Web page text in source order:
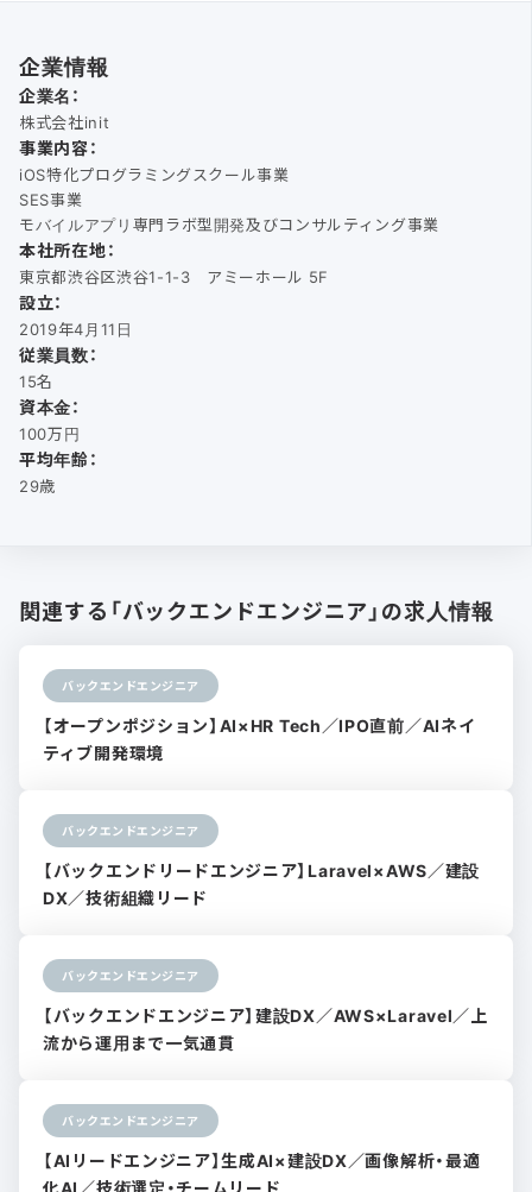
企業情報
企業名：
株式会社init
事業内容：
iOS特化プログラミングスクール事業
SES事業
モバイルアプリ専門ラボ型開発及びコンサルティング事業
本社所在地：
東京都渋谷区渋谷1-1-3 アミーホール 5F
設立：
2019年4月11日
従業員数：
15名
資本金：
100万円
平均年齢：
29歳
関連する「バックエンドエンジニア」の求人情報
バックエンドエンジニア
【オープンポジション】AI×HR Tech／IPO直前／AIネイ
ティブ開発環境
バックエンドエンジニア
【バックエンドリードエンジニア】Laravel×AWS／建設
DX／技術組織リード
バックエンドエンジニア
【バックエンドエンジニア】建設DX／AWS×Laravel／上
流から運用まで一気通貫
バックエンドエンジニア
【AIリードエンジニア】生成AI×建設DX／画像解析・最適
化AI／技術選定・チームリード